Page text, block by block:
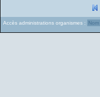
Accès administrations organismes :